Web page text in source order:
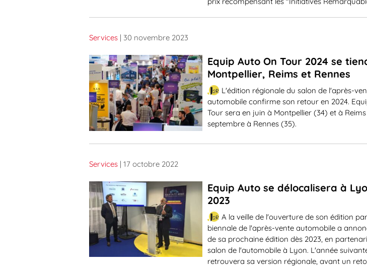
Services | 30 novembre 2023
Equip Auto On Tour 2024 se
Montpellier, Reims et Rennes
L'édition régionale du salon de l'après-
automobile confirme son retour en 2024.
Tour sera en juin à Montpellier (34) et à
septembre à Rennes (35).
Services | 17 octobre 2022
Equip Auto se délocalisera à
2023
A la veille de l'ouverture de son édition
biennale de l'après-vente automobile a
de sa prochaine édition dès 2023, en
salon de l'automobile à Lyon. L'année
retrouvera sa version régionale, avant un